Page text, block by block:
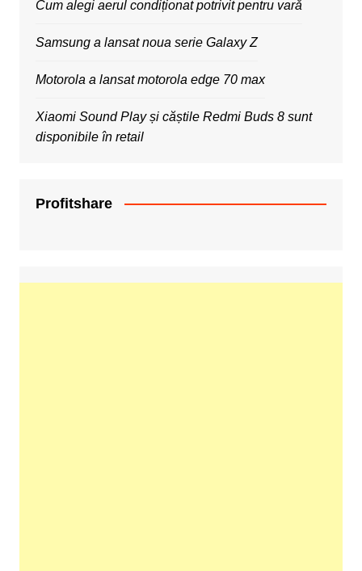
Cum alegi aerul condiționat potrivit pentru vară
Samsung a lansat noua serie Galaxy Z
Motorola a lansat motorola edge 70 max
Xiaomi Sound Play și căștile Redmi Buds 8 sunt
disponibile în retail
Profitshare